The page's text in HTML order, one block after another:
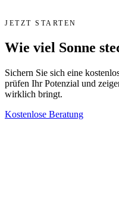
JETZT STARTEN
Wie viel Sonne
Sichern Sie sich eine
prüfen Ihr Potenzial und
wirklich bringt.
Kostenlose Beratung